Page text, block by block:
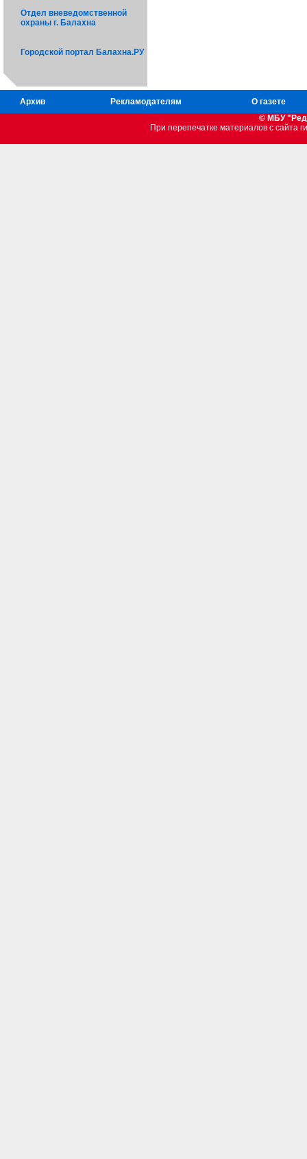
Отдел вневедомственной
охраны г. Балахна
Городской портал Балахна.РУ
Архив Рекламодателям
О газете
© МБУ
При перепечатке материалов c сайта